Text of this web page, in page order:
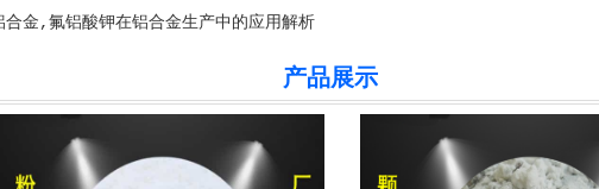
合金,氟铝酸钾在铝合金生产中的应用解析
产品展示